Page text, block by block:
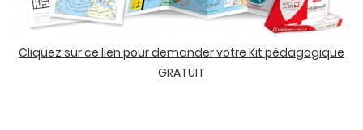
Cliquez sur ce lien pour demander votre Kit pédagogique
GRATUIT